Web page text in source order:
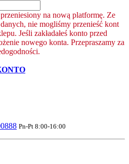
na nową platformę. Ze
nie mogliśmy przenieść kont
Jeśli zakładałeś konto przed
nowego konta. Przepraszamy za
Pn-Pt 8:00-16:00